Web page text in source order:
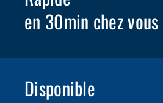
en 30min chez vous
Disponible